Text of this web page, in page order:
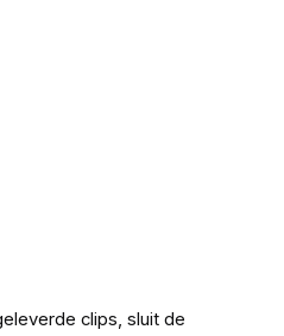
clips, sluit de